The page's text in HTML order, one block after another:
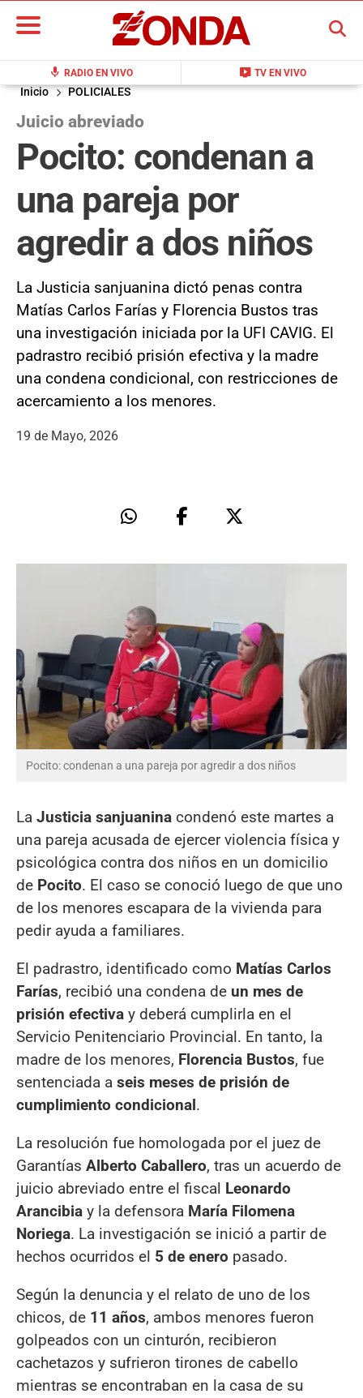
mic RADIO EN VIVO live_tv TV EN VIVO
BUSCAR
Inicio POLICIALES
Juicio abreviado
Pocito: condenan a
una pareja por
agredir a dos niños
La Justicia sanjuanina dictó penas contra
Matías Carlos Farías y Florencia Bustos tras
una investigación iniciada por la UFI CAVIG. El
padrastro recibió prisión efectiva y la madre
una condena condicional, con restricciones de
acercamiento a los menores.
19 de Mayo, 2026
Pocito: condenan a una pareja por agredir a dos niños
La Justicia sanjuanina condenó este martes a
una pareja acusada de ejercer violencia física y
psicológica contra dos niños en un domicilio
de Pocito. El caso se conoció luego de que uno
de los menores escapara de la vivienda para
pedir ayuda a familiares.
El padrastro, identificado como Matías Carlos
Farías, recibió una condena de un mes de
prisión efectiva y deberá cumplirla en el
Servicio Penitenciario Provincial. En tanto, la
madre de los menores, Florencia Bustos, fue
sentenciada a seis meses de prisión de
cumplimiento condicional.
La resolución fue homologada por el juez de
Garantías Alberto Caballero, tras un acuerdo de
juicio abreviado entre el fiscal Leonardo
Arancibia y la defensora María Filomena
Noriega. La investigación se inició a partir de
hechos ocurridos el 5 de enero pasado.
Según la denuncia y el relato de uno de los
chicos, de 11 años, ambos menores fueron
golpeados con un cinturón, recibieron
cachetazos y sufrieron tirones de cabello
mientras se encontraban en la casa de su